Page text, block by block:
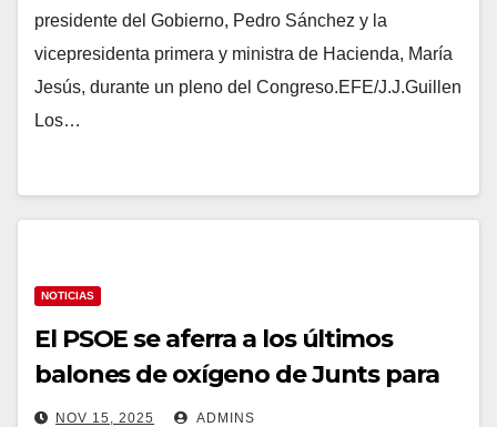
presidente del Gobierno, Pedro Sánchez y la
vicepresidenta primera y ministra de Hacienda, María
Jesús, durante un pleno del Congreso.EFE/J.J.Guillen
Los…
NOTICIAS
El PSOE se aferra a los últimos
balones de oxígeno de Junts para
negar una ruptura total: «Es un
NOV 15, 2025 ADMINS